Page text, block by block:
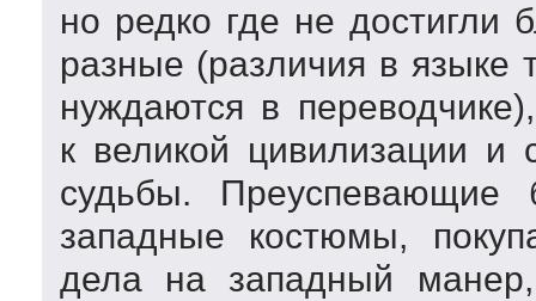
но редко где не достигли
разные (различия в языке
нуждаются в
к великой цивилизации и
судьбы. Преуспевающие
западные костюмы,
дела на западный